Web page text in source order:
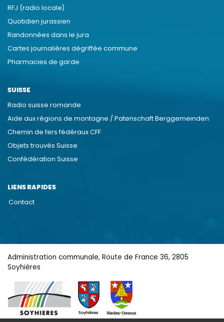
RFJ (radio locale)
Quotidien jurassien
Randonnées dans le jura
Cartes journalières dégriffée commune
Pharmacies de garde
SUISSE
Radio suisse romande
Aide aux régions de montagne / Patenschaft Berggemeinden
Chemin de fers fédéraux CFF
Objets trouvés Suisse
Confédération Suisse
LIENS RAPIDES
Contact
Administration communale, Route de France 36, 2805
Soyhières